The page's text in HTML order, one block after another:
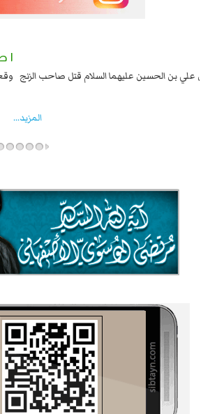
السبايا عند يزيد شهادة زيد بن علي بن الحسين عليهما